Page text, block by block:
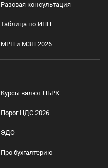
Разовая консультация
Таблица по ИПН
МРП и МЗП 2026
Курсы валют НБРК
Порог НДС 2026
ЭДО
Про бухгалтерию